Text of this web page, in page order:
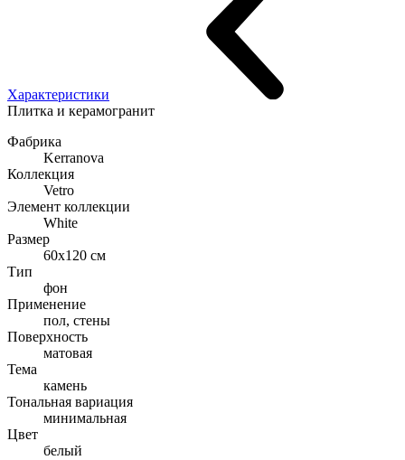
Характеристики
Плитка и керамогранит
Фабрика
Kerranova
Коллекция
Vetro
Элемент коллекции
White
Размер
60x120 см
Тип
фон
Применение
пол, стены
Поверхность
матовая
Тема
камень
Тональная вариация
минимальная
Цвет
белый